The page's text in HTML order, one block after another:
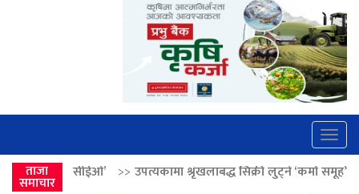
ताजा
समाचार
उपत्यकामा श्रृंखलाबद्ध सिक्री लुट्ने ‘कर्मा समूह’का नाइकेसहित पाँच पक्राउ